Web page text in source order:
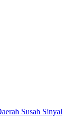
Susah Sinyal